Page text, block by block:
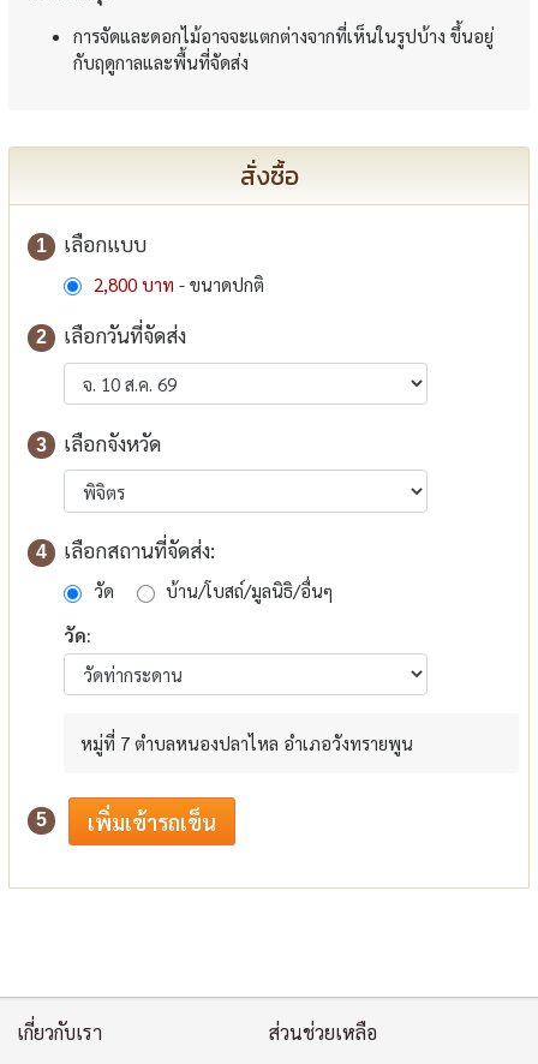
การจัดและดอกไม้อาจจะแตกต่างจากที่เห็นในรูปบ้าง ขึ้นอยู่
กับฤดูกาลและพื้นที่จัดส่ง
สั่งซื้อ
1 เลือกแบบ
2,800 บาท - ขนาดปกติ
2 เลือกวันที่จัดส่ง
3 เลือกจังหวัด
4 เลือกสถานที่จัดส่ง:
วัด
บ้าน/โบสถ์/มูลนิธิ/อื่นๆ
วัด:
หมู่ที่ 7 ตำบลหนองปลาไหล อำเภอวังทรายพูน
5
เกี่ยวกับเรา ส่วนช่วยเหลือ